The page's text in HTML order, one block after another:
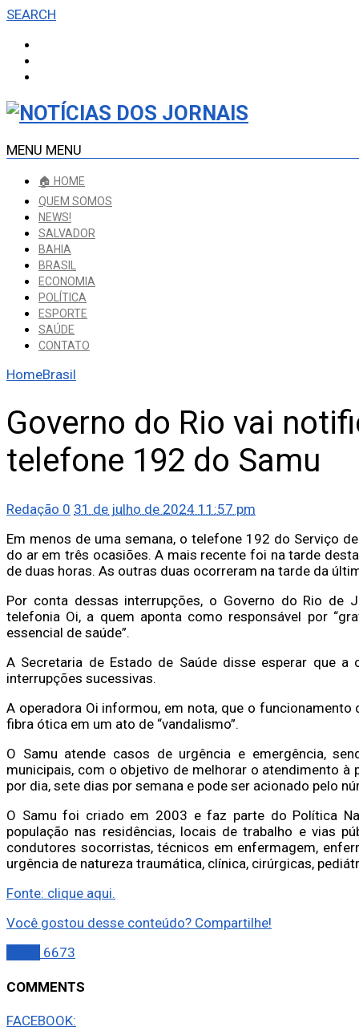
SEARCH
MENU MENU
🏠 HOME
QUEM SOMOS
NEWS!
SALVADOR
BAHIA
BRASIL
ECONOMIA
POLÍTICA
ESPORTE
SAÚDE
CONTATO
HomeBrasil
Governo do Rio vai
telefone 192 do Samu
Redação 0 31 de julho de 2024 11:57 pm
Em menos de uma semana, o telefone 192 do Serviço
do ar em três ocasiões. A mais recente foi na tarde
de duas horas. As outras duas ocorreram na tarde da
Por conta dessas interrupções, o Governo do Rio de
telefonia Oi, a quem aponta como responsável por
essencial de saúde”.
A Secretaria de Estado de Saúde disse esperar que
interrupções sucessivas.
A operadora Oi informou, em nota, que o
fibra ótica em um ato de “vandalismo”.
O Samu atende casos de urgência e emergência,
municipais, com o objetivo de melhorar o atendimento
por dia, sete dias por semana e pode ser acionado pelo
O Samu foi criado em 2003 e faz parte do Política
população nas residências, locais de trabalho e vias
condutores socorristas, técnicos em enfermagem,
urgência de natureza traumática, clínica, cirúrgicas,
Fonte: clique aqui.
Você gostou desse conteúdo? Compartilhe!
6673
COMMENTS
FACEBOOK: